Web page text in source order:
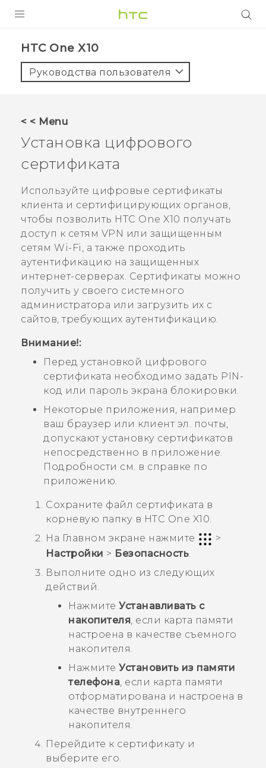
5G
VIVERSE
ПОДДЕРЖКА
HTC One X10‎
Руководства пользователя
< < Menu
Установка цифрового
сертификата
Используйте цифровые сертификаты
клиента и сертифицирующих органов,
чтобы позволить HTC One X10 получать
доступ к сетям VPN или защищенным
сетям Wi-Fi, а также проходить
аутентификацию на защищенных
интернет-серверах. Сертификаты можно
получить у своего системного
администратора или загрузить их с
сайтов, требующих аутентификацию.
Внимание!:
Перед установкой цифрового
сертификата необходимо задать PIN-
код или пароль экрана блокировки.
Некоторые приложения, например
ваш браузер или клиент эл. почты,
допускают установку сертификатов
непосредственно в приложение.
Подробности см. в справке по
приложению.
Сохраните файл сертификата в
корневую папку в HTC One X10.
На Главном экране нажмите
>
Настройки > Безопасность
Выполните одно из следующих
действий.
Нажмите Устанавливать с
накопителя , если карта памяти
настроена в качестве съемного
накопителя.
Нажмите Установить из памяти
телефона , если карта памяти
отформатирована и настроена в
качестве внутреннего
накопителя.
Перейдите к сертификату и
выберите его.